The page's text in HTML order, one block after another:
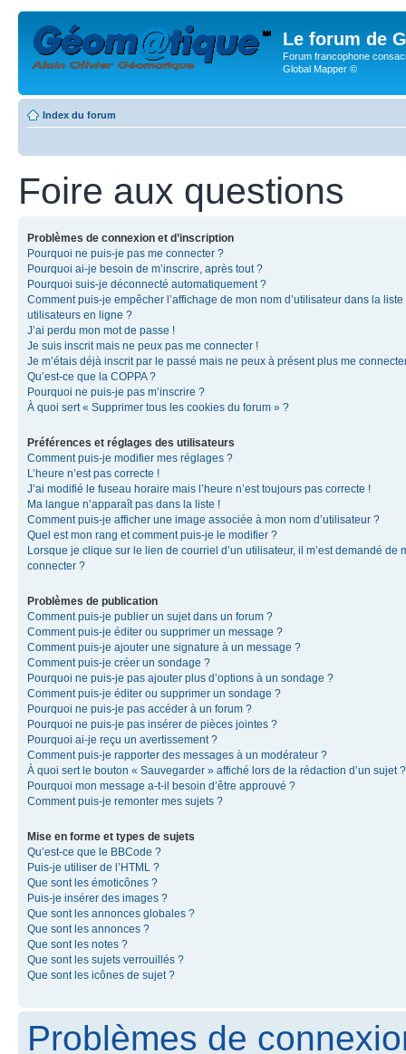
Le forum de
Forum francophone
Global Mapper ©
Index du forum
Foire aux questions
Problèmes de connexion et d’inscription
Pourquoi ne puis-je pas me connecter ?
Pourquoi ai-je besoin de m’inscrire, après tout ?
Pourquoi suis-je déconnecté automatiquement ?
Comment puis-je empêcher l’affichage de mon nom d’utilisateur dans la liste
utilisateurs en ligne ?
J’ai perdu mon mot de passe !
Je suis inscrit mais ne peux pas me connecter !
Je m’étais déjà inscrit par le passé mais ne peux à présent plus me
Qu’est-ce que la COPPA ?
Pourquoi ne puis-je pas m’inscrire ?
À quoi sert « Supprimer tous les cookies du forum » ?
Préférences et réglages des utilisateurs
Comment puis-je modifier mes réglages ?
L’heure n’est pas correcte !
J’ai modifié le fuseau horaire mais l’heure n’est toujours pas correcte !
Ma langue n’apparaît pas dans la liste !
Comment puis-je afficher une image associée à mon nom d’utilisateur ?
Quel est mon rang et comment puis-je le modifier ?
Lorsque je clique sur le lien de courriel d’un utilisateur, il m’est demandé de
connecter ?
Problèmes de publication
Comment puis-je publier un sujet dans un forum ?
Comment puis-je éditer ou supprimer un message ?
Comment puis-je ajouter une signature à un message ?
Comment puis-je créer un sondage ?
Pourquoi ne puis-je pas ajouter plus d’options à un sondage ?
Comment puis-je éditer ou supprimer un sondage ?
Pourquoi ne puis-je pas accéder à un forum ?
Pourquoi ne puis-je pas insérer de pièces jointes ?
Pourquoi ai-je reçu un avertissement ?
Comment puis-je rapporter des messages à un modérateur ?
À quoi sert le bouton « Sauvegarder » affiché lors de la rédaction d’un sujet ?
Pourquoi mon message a-t-il besoin d’être approuvé ?
Comment puis-je remonter mes sujets ?
Mise en forme et types de sujets
Qu’est-ce que le BBCode ?
Puis-je utiliser de l’HTML ?
Que sont les émoticônes ?
Puis-je insérer des images ?
Que sont les annonces globales ?
Que sont les annonces ?
Que sont les notes ?
Que sont les sujets verrouillés ?
Que sont les icônes de sujet ?
Problèmes de